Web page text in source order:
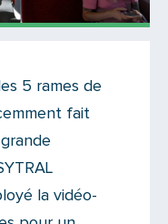
article
5 rames de
fait
la vidéo-